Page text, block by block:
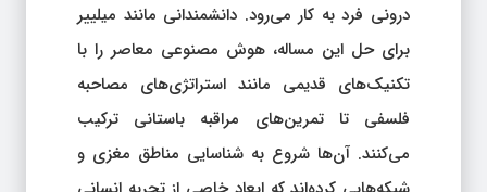
درونی فرد به کار می‌رود. دانشمندانی مانند میلییر
برای حل این مساله، هوش مصنوعی معاصر را با
تکنیک‌های قدیمی مانند استراتژی‌های مصاحبه
فلسفی تا تمرین‌های مراقبه باستانی ترکیب
می‌کنند. آن‌ها شروع به شناسایی مناطق مغزی و